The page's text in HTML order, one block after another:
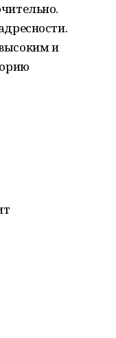
и